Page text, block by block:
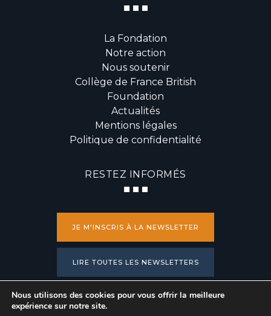
La Fondation
Notre action
Nous soutenir
Collège de France British
Foundation
Actualités
Mentions légales
Politique de confidentialité
RESTEZ INFORMÉS
JE M'INSCRIS À LA NEWSLETTER
LIRE TOUTES LES NEWSLETTERS
PRESSE
Nous utilisons des cookies pour vous offrir la meilleure
expérience sur notre site.